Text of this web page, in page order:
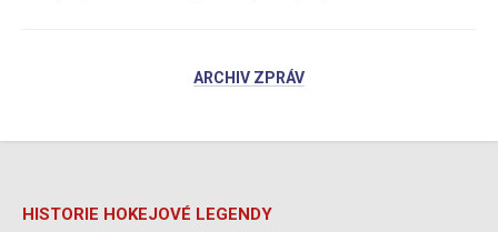
ARCHIV ZPRÁV
HISTORIE HOKEJOVÉ LEGENDY